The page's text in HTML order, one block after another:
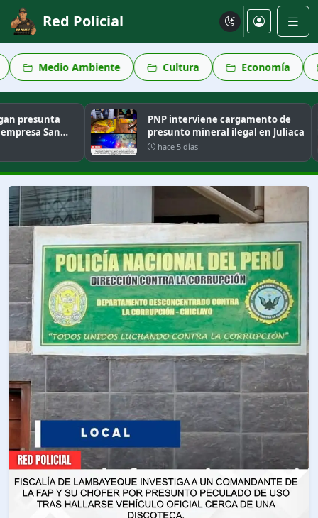
Red Policial
Cultura Economía Deportes
San
PNP interviene cargamento de
presunto mineral ilegal en Juliaca
hace 5 días